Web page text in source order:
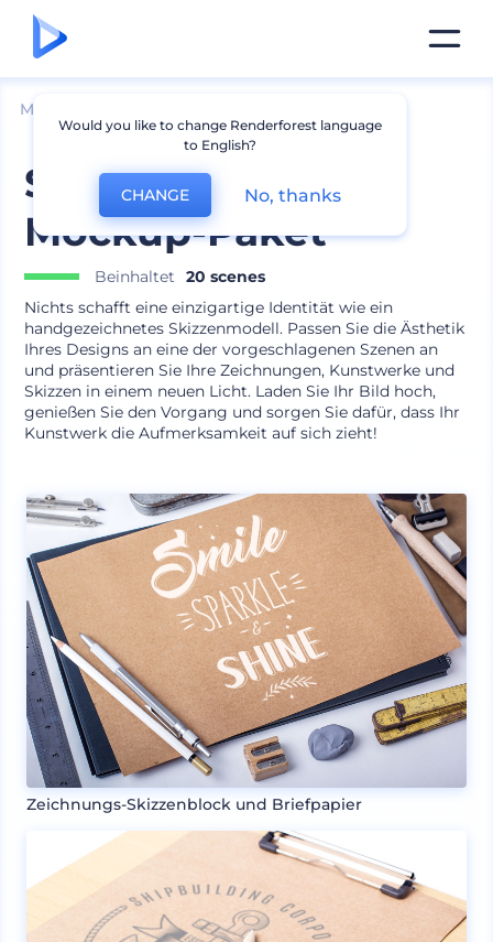
Mockups
Skizzenbuch-
Mockup-Paket
Beinhaltet
20 scenes
Nichts schafft eine einzigartige Identität wie ein
handgezeichnetes Skizzenmodell. Passen Sie die Ästhetik
Ihres Designs an eine der vorgeschlagenen Szenen an
und präsentieren Sie Ihre Zeichnungen, Kunstwerke und
Skizzen in einem neuen Licht. Laden Sie Ihr Bild hoch,
genießen Sie den Vorgang und sorgen Sie dafür, dass Ihr
Kunstwerk die Aufmerksamkeit auf sich zieht!
Zeichnungs-Skizzenblock und Briefpapier
Would you like to change Renderforest language
to English?
CHANGE No, thanks